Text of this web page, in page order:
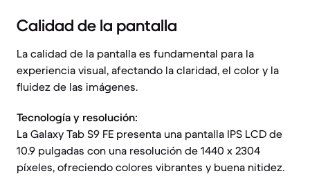
Calidad de la pantalla
La calidad de la pantalla es fundamental para la
experiencia visual, afectando la claridad, el color y la
fluidez de las imágenes.
Tecnología y resolución:
La Galaxy Tab S9 FE presenta una pantalla IPS LCD de
10.9 pulgadas con una resolución de 1440 x 2304
píxeles, ofreciendo colores vibrantes y buena nitidez.